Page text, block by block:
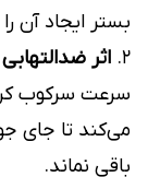
بستر ایجاد آن
۲. اثر
سرعت سرکوب
می‌کند تا جای
باقی نماند.